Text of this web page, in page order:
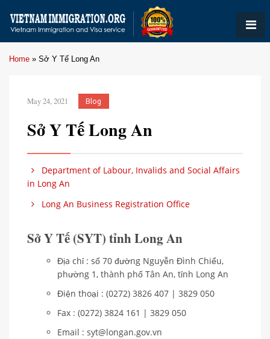
Home » Sở Y Tế Long An
May 24, 2021 Blog
Sở Y Tế Long An
Department of Labour, Invalids and Social Affairs
in Long An
Long An Business Registration Office
Sở Y Tế (SYT) tỉnh Long An
Địa chỉ : số 70 đường Nguyễn Đình Chiểu,
phường 1, thành phố Tân An, tỉnh Long An ​
Điện thoại : (0272) ​​3826 407 | 3829 050 ​
Fax : (0272) 3824 161 | 3829 050 ​
Email : syt@longan.gov.vn ​​​